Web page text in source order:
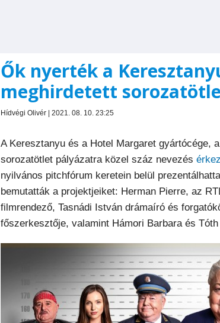
Ők nyerték a
meghirdetett
Hídvégi Olivér | 2021. 08. 10. 23:25
A Keresztanyu és a Hotel Margaret gyártócége,
sorozatötlet pályázatra közel száz nevezés
nyilvános pitchfórum keretein belül
bemutatták a projektjeiket: Herman Pierre, az
filmrendező, Tasnádi István drámaíró és
főszerkesztője, valamint Hámori Barbara és